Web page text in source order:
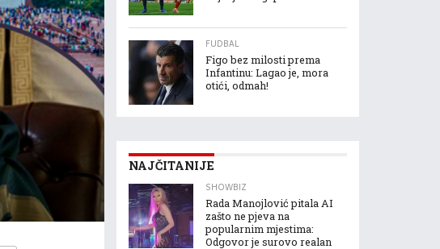
FUDBAL
Figo bez milosti prema
Infantinu: Lagao je, mora
otići, odmah!
NAJČITANIJE
SHOWBIZ
Rada Manojlović pitala AI
zašto ne pjeva na
popularnim mjestima:
Odgovor je surovo realan